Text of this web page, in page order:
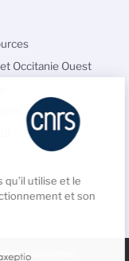
personnelles
Occitanie Ouest
qu’il utilise et le
et son